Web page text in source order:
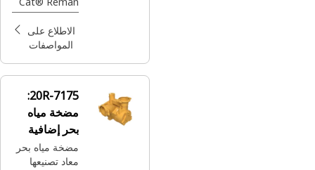
للتوجيه والرفع
والفرامل في
الخزان
الاطلاع على
المواصفات
20R-7175:
مضخة مياه
بحر إضافية
Cat® Reman
مضخة مياه بحر
معاد تصنيعها